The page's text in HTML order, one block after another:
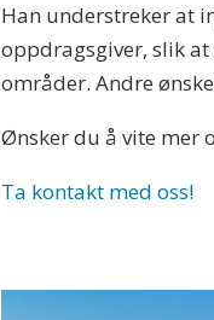
Han understreker at
oppdragsgiver, slik
områder. Andre
Ønsker du å vite mer
Ta kontakt med oss!